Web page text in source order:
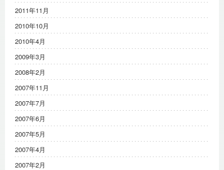
2011年11月
2010年10月
2010年4月
2009年3月
2008年2月
2007年11月
2007年7月
2007年6月
2007年5月
2007年4月
2007年2月